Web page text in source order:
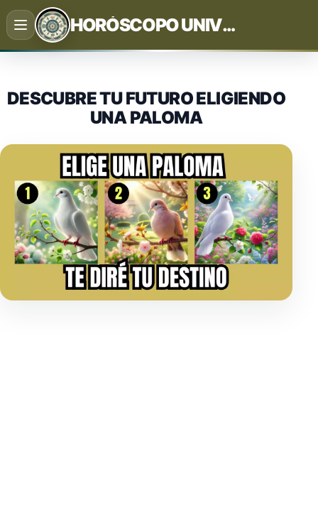
Saltar
al
contenido
HORÓSCOPO UNIVERSAL
DESCUBRE TU FUTURO ELIGIENDO
UNA PALOMA